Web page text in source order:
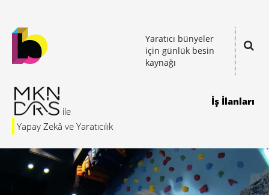
Yaratıcı bünyeler
için günlük besin
kaynağı
Yapay Zekâ ve Yaratıcılık
İş İlanları